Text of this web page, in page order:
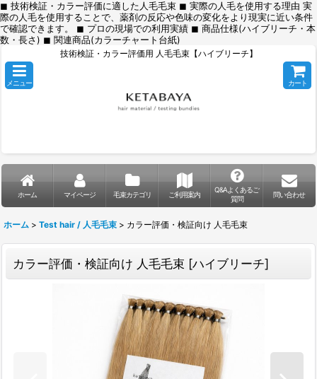
◼︎ 技術検証・カラー評価に適した人毛毛束 ◼︎ 実際の人毛を使用する理由 実
際の人毛を使用することで、薬剤の反応や色味の変化をより現実に近い条件
で確認できます。 ◼︎ プロの現場での利用実績 ◼︎ 商品仕様(ハイブリーチ・本
数・長さ) ◼︎ 関連商品(カラーチャート台紙)
技術検証・カラー評価用 人毛毛束【ハイブリーチ】
メニュー カート
ホーム マイページ 毛束カテゴリ ご利用案内
Q&Aよくあるご
質問
問い合わせ
ホーム > Test hair / 人毛毛束 > カラー評価・検証向け 人毛毛束
カラー評価・検証向け 人毛毛束 [ハイブリーチ]